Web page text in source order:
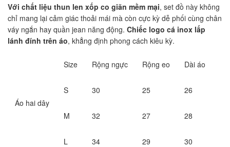
Với chất liệu thun len xốp co giãn mềm mại, set đồ này không
chỉ mang lại cảm giác thoải mái mà còn cực kỳ dễ phối cùng chân
váy ngắn hay quần jean năng động. Chiếc logo cá inox lấp
lánh đính trên áo, khẳng định phong cách kiêu kỳ.
Áo hai dây
Size Rộng ngực Rộng eo Dài áo
S 30 25 26
M 32 27 28
L 34 29 30